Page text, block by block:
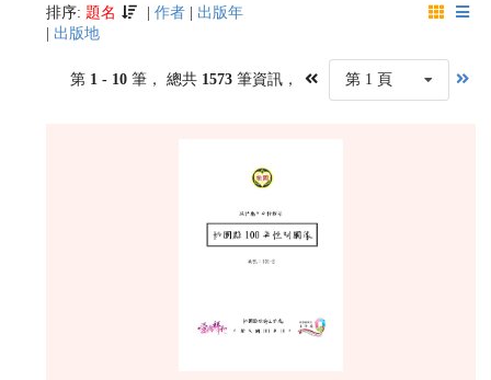
排序: 題名 |作者
出版年
出版地
第 1 - 10 筆， 總共 1573筆資訊， 第 1 頁